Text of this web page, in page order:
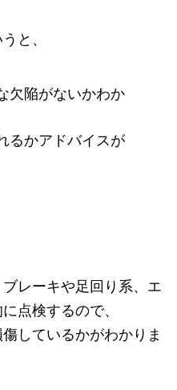
と、
欠陥がないかわか
るかアドバイスが
レーキや足回り系、エ
点検するので、
しているかがわかりま